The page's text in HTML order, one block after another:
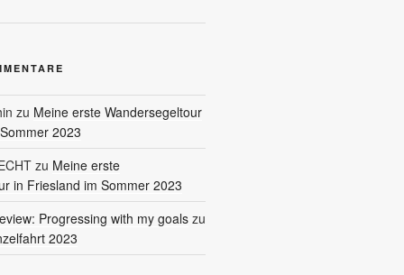
zu Meine erste Wandersegeltour
2023
zu Meine erste
in Friesland im Sommer 2023
Progressing with my goalszu
2023